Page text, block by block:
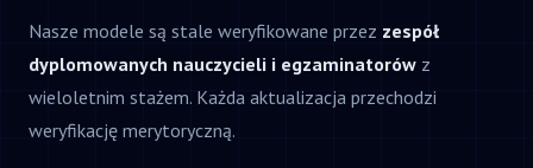
Nasze modele są stale weryfikowane przez zespół
dyplomowanych nauczycieli i egzaminatorów z
wieloletnim stażem. Każda aktualizacja przechodzi
weryfikację merytoryczną.